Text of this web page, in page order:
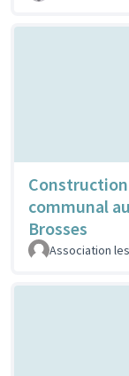
communal
Brosses
Association